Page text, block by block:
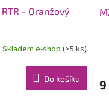
- Oranžový
Skladem e-shop (>5 ks)
Do košíku 9